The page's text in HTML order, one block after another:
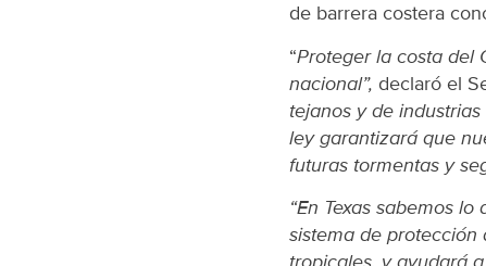
de barrera costera
“Proteger la costa del
nacional”, declaró el
tejanos y de
ley garantizará que
futuras tormentas y
“En Texas sabemos
sistema de